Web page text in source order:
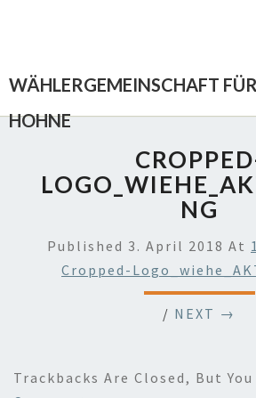
WÄHLERGEMEINSCHAFT
HOHNE
NG
Published 3. April 2018 At
Cropped-
/ NEXT →
Trackbacks Are Closed, But You